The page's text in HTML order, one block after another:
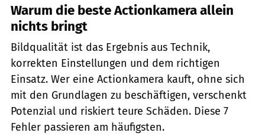
Warum die beste Actionkamera allein
nichts bringt
Bildqualität ist das Ergebnis aus Technik,
korrekten Einstellungen und dem richtigen
Einsatz. Wer eine Actionkamera kauft, ohne sich
mit den Grundlagen zu beschäftigen, verschenkt
Potenzial und riskiert teure Schäden. Diese 7
Fehler passieren am häufigsten.